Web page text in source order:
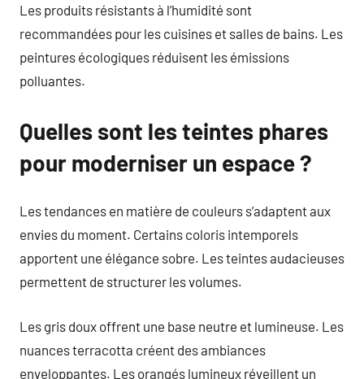
Les produits résistants à l’humidité sont
recommandées pour les cuisines et salles de bains. Les
peintures écologiques réduisent les émissions
polluantes.
Quelles sont les teintes phares
pour moderniser un espace ?
Les tendances en matière de couleurs s’adaptent aux
envies du moment. Certains coloris intemporels
apportent une élégance sobre. Les teintes audacieuses
permettent de structurer les volumes.
Les gris doux offrent une base neutre et lumineuse. Les
nuances terracotta créent des ambiances
enveloppantes. Les orangés lumineux réveillent un